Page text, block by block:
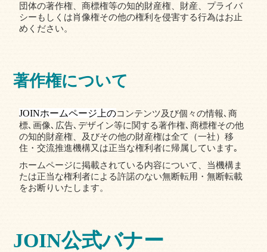
団体の著作権、商標権等の知的財産権、財産、プライバ
シーもしくは肖像権その他の権利を侵害する行為はお止
めください。
著作権について
JOINホームページ上のコンテンツ及び個々の情報､商
標､画像､広告､デザイン等に関する著作権､商標権その他
の知的財産権、及びその他の財産権は全て（一社）移
住・交流推進機構又は正当な権利者に帰属しています｡
ホームページに掲載されている内容について、当機構ま
たは正当な権利者による許諾のない無断転用・無断転載
をお断りいたします。
JOIN公式バナー